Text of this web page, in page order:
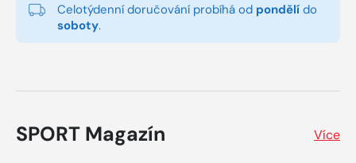
Celotýdenní doručování probíhá od pondělí do
soboty.
SPORT Magazín Více